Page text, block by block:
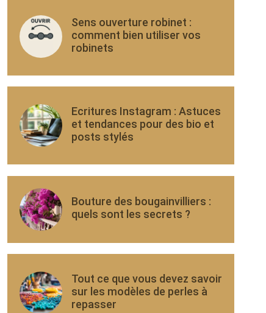
Sens ouverture robinet :
comment bien utiliser vos
robinets
Ecritures Instagram : Astuces
et tendances pour des bio et
posts stylés
Bouture des bougainvilliers :
quels sont les secrets ?
Tout ce que vous devez savoir
sur les modèles de perles à
repasser